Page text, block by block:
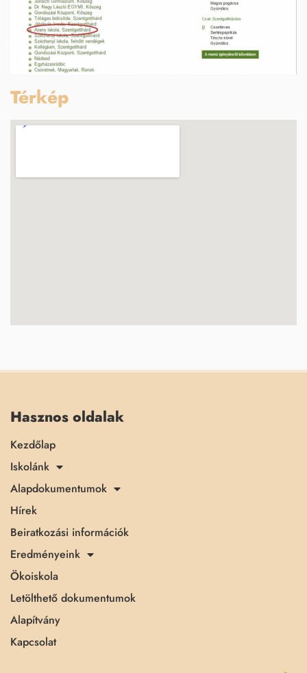
Térkép
Hasznos oldalak
Kezdőlap
Iskolánk
Alapdokumentumok
Hírek
Beiratkozási információk
Eredményeink
Ökoiskola
Letölthető dokumentumok
Alapítvány
Kapcsolat